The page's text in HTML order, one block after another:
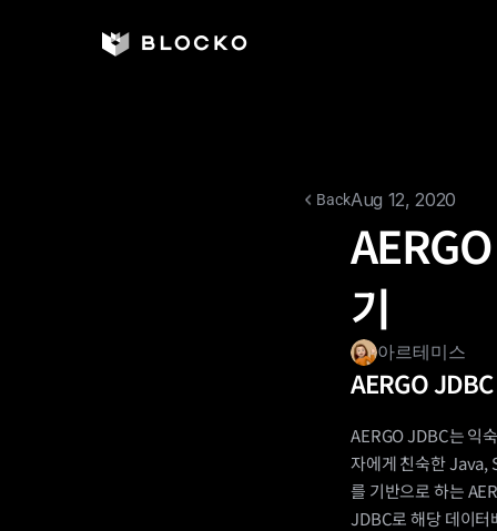
BackAug 12, 2020
기
아르테미스
AERGO JDBC
AERGO JDBC는 익
자에게 친숙한 Java,
를 기반으로 하는
JDBC로 해당 데이터